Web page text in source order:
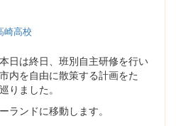
崎高校
日は終日、班別自主研修を行い
内を自由に散策する計画をた
りました。
ランドに移動します。